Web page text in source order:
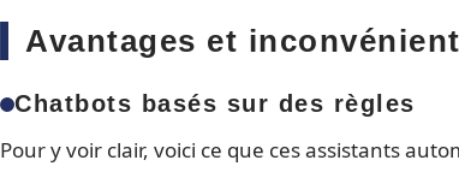
Avantages et
Chatbots basés sur des règles
Pour y voir clair, voici ce que ces assistants